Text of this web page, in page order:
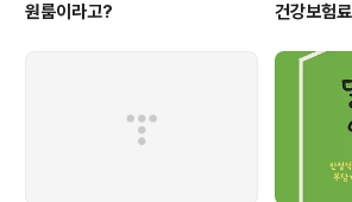
원룸이라고?
건강보험